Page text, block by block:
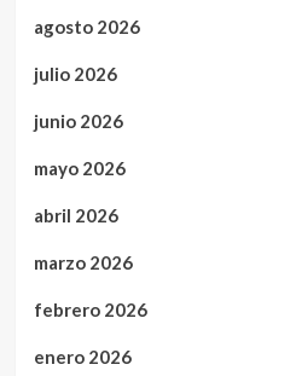
agosto 2026
julio 2026
junio 2026
mayo 2026
abril 2026
marzo 2026
febrero 2026
enero 2026